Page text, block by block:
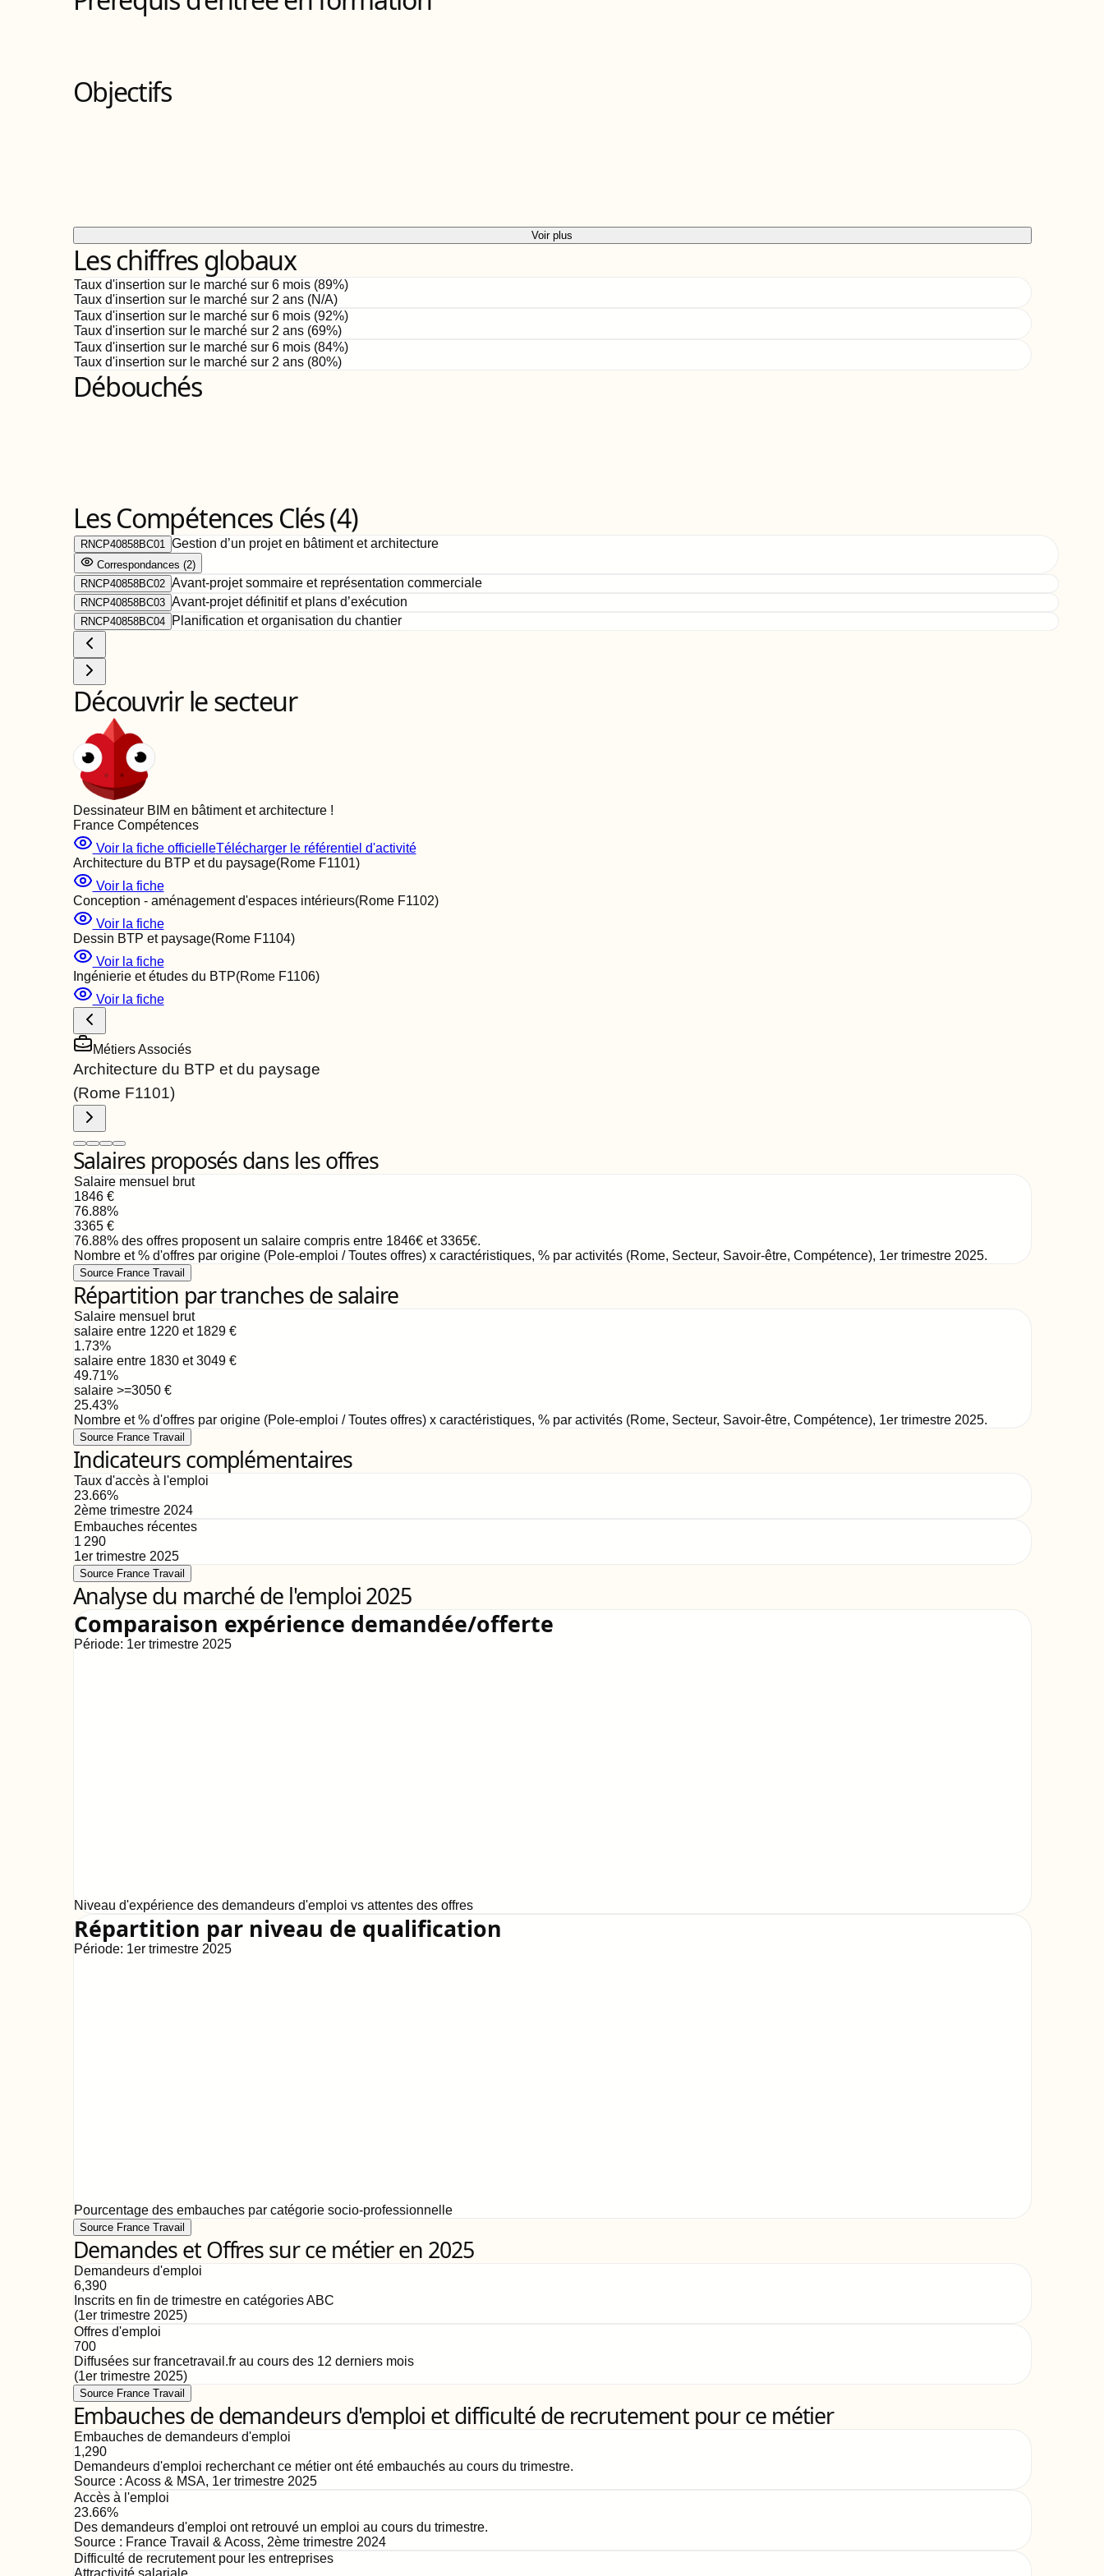
Objectifs
Voir plus
Les chiffres globaux
Taux d'insertion sur le marché sur 6 mois (89%)
Taux d'insertion sur le marché sur 2 ans (N/A)
Taux d'insertion sur le marché sur 6 mois (92%)
Taux d'insertion sur le marché sur 2 ans (69%)
Taux d'insertion sur le marché sur 6 mois (84%)
Taux d'insertion sur le marché sur 2 ans (80%)
Débouchés
Les Compétences Clés (4)
RNCP40858BC01 Gestion d’un projet en bâtiment et architecture
Correspondances (2)
RNCP40858BC02 Avant-projet sommaire et représentation commerciale
RNCP40858BC03 Avant-projet définitif et plans d’exécution
RNCP40858BC04 Planification et organisation du chantier
Découvrir le secteur
Dessinateur BIM en bâtiment et architecture!
France Compétences
Voir la fiche officielleTélécharger le référentiel d'activité
Architecture du BTP et du paysage(Rome F1101)
Voir la fiche
Conception - aménagement d'espaces intérieurs(Rome F1102)
Voir la fiche
Dessin BTP et paysage(Rome F1104)
Voir la fiche
Ingénierie et études du BTP(Rome F1106)
Voir la fiche
Métiers Associés
Architecture du BTP et du paysage
(Rome F1101)
Salaires proposés dans les offres
Salaire mensuel brut
1846€
76.88%
3365€
76.88% des offres proposent un salaire compris entre 1846€et3365€.
Nombre et % d'offres par origine (Pole-emploi / Toutes offres) x caractéristiques, % par activités (Rome, Secteur, Savoir-être, Compétence), 1er trimestre 2025.
Source France Travail
Répartition par tranches de salaire
Salaire mensuel brut
salaire entre 1220 et 1829€
1.73%
salaire entre 1830 et 3049€
49.71%
salaire >=3050€
25.43%
Nombre et % d'offres par origine (Pole-emploi / Toutes offres) x caractéristiques, % par activités (Rome, Secteur, Savoir-être, Compétence), 1er trimestre 2025.
Source France Travail
Indicateurs complémentaires
Taux d'accès à l'emploi
23.66%
2ème trimestre 2024
Embauches récentes
1 290
1er trimestre 2025
Source France Travail
Analyse du marché de l'emploi 2025
Comparaison expérience demandée/offerte
Période: 1er trimestre 2025
Niveau d'expérience des demandeurs d'emploi vs attentes des offres
Répartition par niveau de qualification
Période: 1er trimestre 2025
Pourcentage des embauches par catégorie socio-professionnelle
Source France Travail
Demandes et Offres sur ce métier en 2025
Demandeurs d'emploi
6,390
Inscrits en fin de trimestre en catégories ABC
(1er trimestre 2025)
Offres d'emploi
700
Diffusées sur francetravail.fr au cours des 12 derniers mois
(1er trimestre 2025)
Source France Travail
Embauches de demandeurs d'emploi et difficulté de recrutement pour ce métier
Embauches de demandeurs d'emploi
1,290
Demandeurs d'emploi recherchant ce métier ont été embauchés au cours du trimestre.
Source : Acoss & MSA, 1er trimestre 2025
Accès à l'emploi
23.66%
Des demandeurs d'emploi ont retrouvé un emploi au cours du trimestre.
Source : France Travail & Acoss, 2ème trimestre 2024
Difficulté de recrutement pour les entreprises
Attractivité salariale